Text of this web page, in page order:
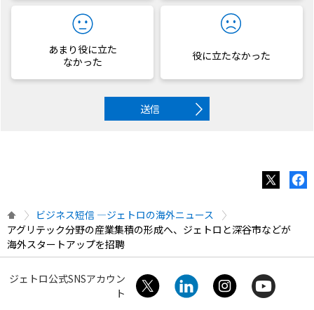
あまり役に立た
なかった
役に立たなかった
送信
ビジネス短信 ―ジェトロの海外ニュース
アグリテック分野の産業集積の形成へ、ジェトロと深谷市などが
海外スタートアップを招聘
ジェトロ公式SNSアカウン
ト